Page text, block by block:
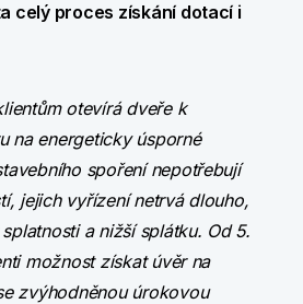
celý proces získání dotací i
otevírá dveře k
na energeticky úsporné
spoření nepotřebují
jejich vyřízení netrvá dlouho,
a nižší splátku. Od 5.
možnost získat úvěr na
zvýhodněnou úrokovou